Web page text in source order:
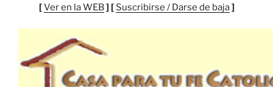
[Ver en la WEB] [ Suscribirse / Darse de baja]